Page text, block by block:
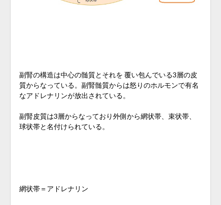
副腎の構造は中心の髄質とそれを 覆い包んでいる3層の皮
質からなっている。副腎髄質からは怒りのホルモンで有名
なアドレナリンが放出されている。
副腎皮質は3層からなっており外側から網状帯、束状帯、
球状帯と名付けられている。
網状帯＝アドレナリン